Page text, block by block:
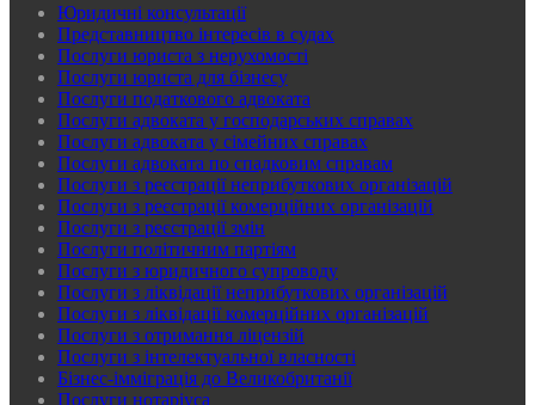
Юридичні консультації
Представництво інтересів в судах
Послуги юриста з нерухомості
Послуги юриста для бізнесу
Послуги податкового адвоката
Послуги адвоката у господарських справах
Послуги адвоката у сімейних справах
Послуги адвоката по спадковим справам
Послуги з реєстрації неприбуткових організацій
Послуги з реєстрації комерційних організацій
Послуги з реєстрації змін
Послуги політичним партіям
Послуги з юридичного супроводу
Послуги з ліквідації неприбуткових організацій
Послуги з ліквідації комерційних організацій
Послуги з отримання ліцензій
Послуги з інтелектуальної власності
Бізнес-імміграція до Великобританії
Послуги нотаріуса